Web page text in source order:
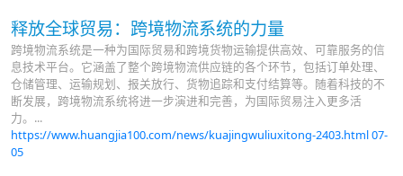
释放全球贸易：跨境物流系统的力量
跨境物流系统是一种为国际贸易和跨境货物运输提供高效、可靠服务的信
息技术平台。它涵盖了整个跨境物流供应链的各个环节，包括订单处理、
仓储管理、运输规划、报关放行、货物追踪和支付结算等。随着科技的不
断发展，跨境物流系统将进一步演进和完善，为国际贸易注入更多活
力。...
https://www.huangjia100.com/news/kuajingwuliuxitong-2403.html07-
05